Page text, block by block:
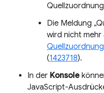
Die Meldung
wird nicht mehr
(1423718).
In der Konsole
JavaScript-